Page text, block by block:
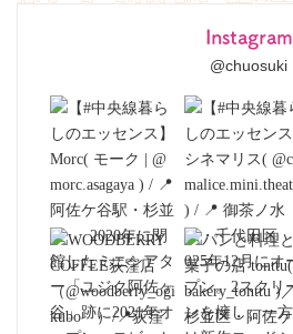
Instagram
@chuosuki